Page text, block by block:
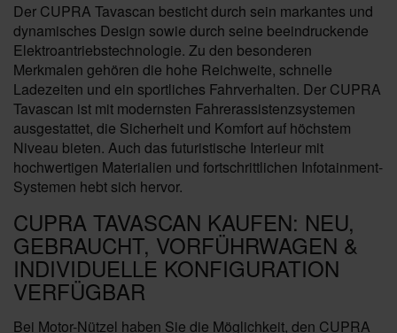
Der CUPRA Tavascan besticht durch sein markantes und
dynamisches Design sowie durch seine beeindruckende
Elektroantriebstechnologie. Zu den besonderen
Merkmalen gehören die hohe Reichweite, schnelle
Ladezeiten und ein sportliches Fahrverhalten. Der CUPRA
Tavascan ist mit modernsten Fahrerassistenzsystemen
ausgestattet, die Sicherheit und Komfort auf höchstem
Niveau bieten. Auch das futuristische Interieur mit
hochwertigen Materialien und fortschrittlichen Infotainment-
Systemen hebt sich hervor.
CUPRA TAVASCAN KAUFEN: NEU,
GEBRAUCHT, VORFÜHRWAGEN &
INDIVIDUELLE KONFIGURATION
VERFÜGBAR
Bei Motor-Nützel haben Sie die Möglichkeit, den CUPRA